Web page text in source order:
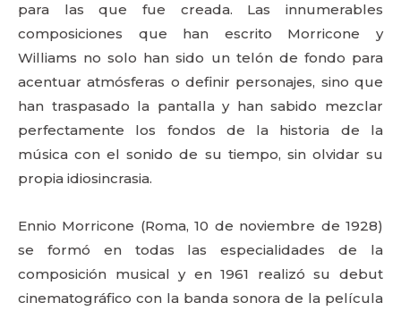
para las que fue creada. Las innumerables
composiciones que han escrito Morricone y
Williams no solo han sido un telón de fondo para
acentuar atmósferas o definir personajes, sino que
han traspasado la pantalla y han sabido mezclar
perfectamente los fondos de la historia de la
música con el sonido de su tiempo, sin olvidar su
propia idiosincrasia.
Ennio Morricone (Roma, 10 de noviembre de 1928)
se formó en todas las especialidades de la
composición musical y en 1961 realizó su debut
cinematográfico con la banda sonora de la película